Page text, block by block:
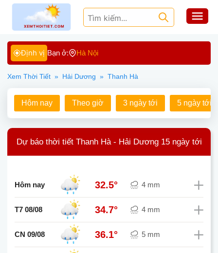
Định vị Bạn ở: Hà Nội
Xem Thời Tiết » Hải Dương » Thanh Hà
Hôm nay Theo giờ 3 ngày tới 5 ngày tới
Dự báo thời tiết Thanh Hà - Hải Dương 15 ngày tới
Hôm nay 32.5° 4 mm
T7 08/08 34.7° 4 mm
CN 09/08 36.1° 5 mm